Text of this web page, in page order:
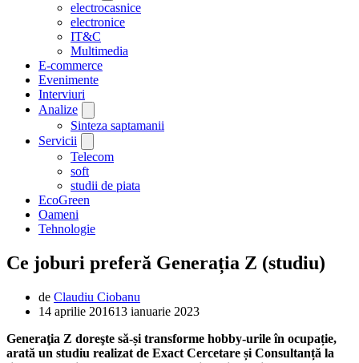
electrocasnice
electronice
IT&C
Multimedia
E-commerce
Evenimente
Interviuri
Analize
Sinteza saptamanii
Servicii
Telecom
soft
studii de piata
EcoGreen
Oameni
Tehnologie
Ce joburi preferă Generația Z (studiu)
de Claudiu Ciobanu
14 aprilie 201613 ianuarie 2023
Generaţia Z doreşte să-și transforme hobby-urile în ocupație,
arată un studiu realizat de Exact Cercetare și Consultanță la